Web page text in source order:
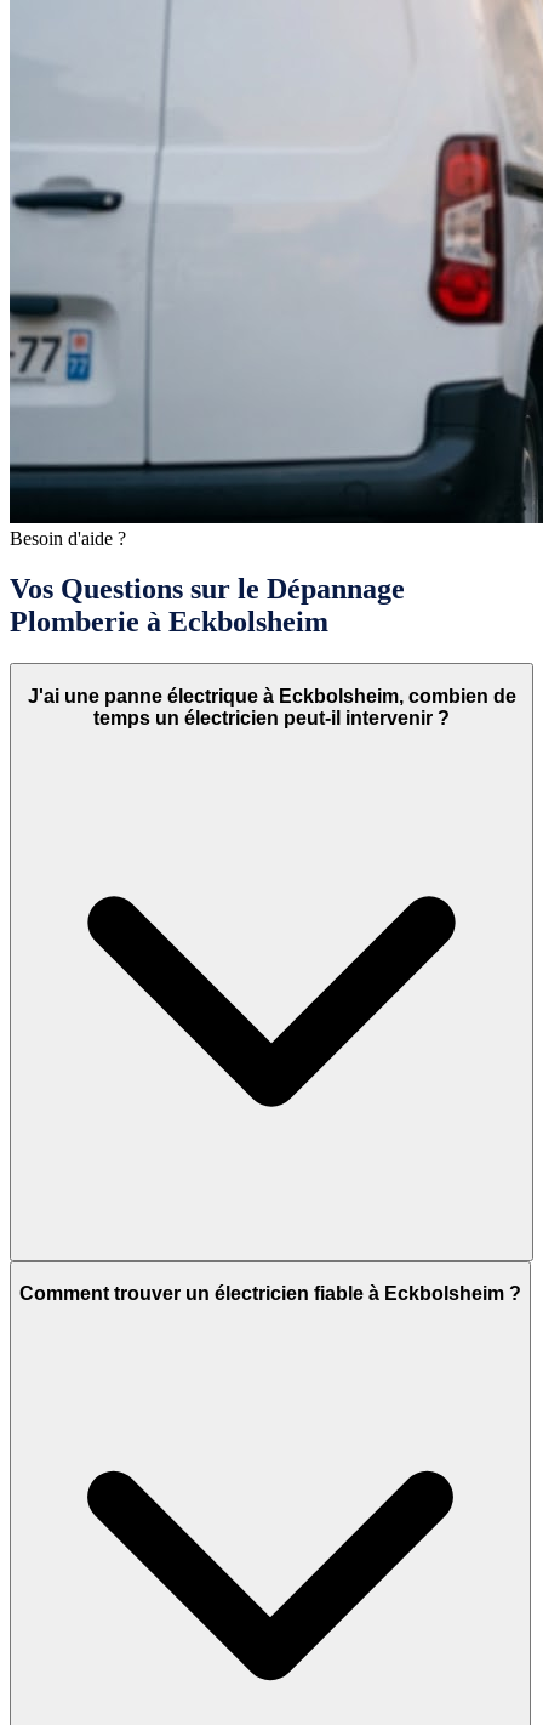
Besoin d'aide ?
Vos Questions sur le Dépannage
Plomberie à Eckbolsheim
J'ai une panne électrique à Eckbolsheim, combien de
temps un électricien peut-il intervenir ?
Comment trouver un électricien fiable à Eckbolsheim ?